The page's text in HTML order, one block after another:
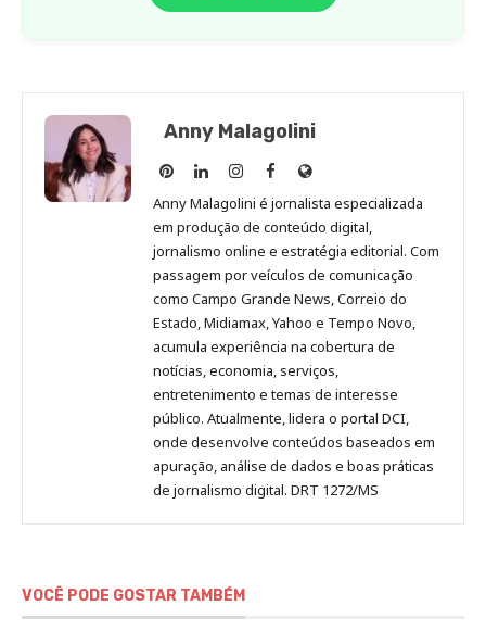
Anny Malagolini
Anny
Malagolini
no
Pinterest
Anny
Malagolini
no
LinkedIn
Anny
Malagolini
no
Instagram
Anny
Malagolini
no
Facebook
Site
de
Anny
Malagolini
Anny Malagolini é jornalista especializada
em produção de conteúdo digital,
jornalismo online e estratégia editorial. Com
passagem por veículos de comunicação
como Campo Grande News, Correio do
Estado, Midiamax, Yahoo e Tempo Novo,
acumula experiência na cobertura de
notícias, economia, serviços,
entretenimento e temas de interesse
público. Atualmente, lidera o portal DCI,
onde desenvolve conteúdos baseados em
apuração, análise de dados e boas práticas
de jornalismo digital. DRT 1272/MS
VOCÊ PODE GOSTAR TAMBÉM